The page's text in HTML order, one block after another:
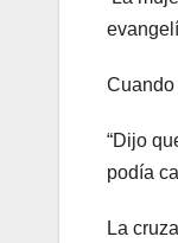
Cuando
“Dijo
podía
La